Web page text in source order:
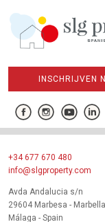
INSCHRIJVEN
+34 677 670 480
info@slgproperty.com
Avda Andalucia s/n
29604 Marbesa - Marbella
Málaga - Spain